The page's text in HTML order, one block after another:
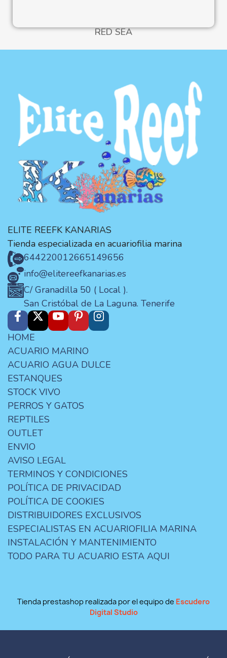
RED SEA
ELITE REEFK KANARIAS
Tienda especializada en acuariofilia marina
644220012665149656
info@elitereefkanarias.es
C/ Granadilla 50 ( Local ).
San Cristóbal de La Laguna. Tenerife
HOME
ACUARIO MARINO
ACUARIO AGUA DULCE
ESTANQUES
STOCK VIVO
PERROS Y GATOS
REPTILES
OUTLET
ENVIO
AVISO LEGAL
TERMINOS Y CONDICIONES
POLÍTICA DE PRIVACIDAD
POLÍTICA DE COOKIES
DISTRIBUIDORES EXCLUSIVOS
ESPECIALISTAS EN ACUARIOFILIA MARINA
INSTALACIÓN Y MANTENIMIENTO
TODO PARA TU ACUARIO ESTA AQUI
Tienda prestashop realizada por el equipo de Escudero
Digital Studio